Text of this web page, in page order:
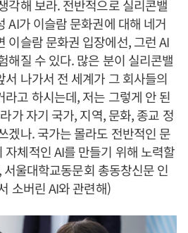
각해 보라. 전반적으로 실리콘밸
AI가 이슬람 문화권에 대해 네거
이슬람 문화권 입장에선, 그런 AI
해질 수 있다. 많은 분이 실리콘밸
나가서 전 세계가 그 회사들의
고 하시는데, 저는 그렇게 안 된
가 자기 국가, 지역, 문화, 종교 정
겠나. 국가는 몰라도 전반적인 문
체적인 AI를 만들기 위해 노력할
울대학교동문회 총동창신문 인
소버린 AI와 관련해)